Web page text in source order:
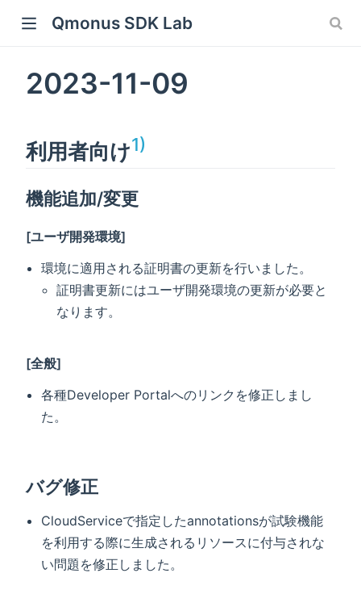
Qmonus SDK Lab
2023-11-09
利用者向け1)
機能追加/変更
[ユーザ開発環境]
環境に適用される証明書の更新を行いました。
証明書更新にはユーザ開発環境の更新が必要と
なります。
[全般]
各種Developer Portalへのリンクを修正しまし
た。
バグ修正
CloudServiceで指定したannotationsが試験機能
を利用する際に生成されるリソースに付与されな
い問題を修正しました。